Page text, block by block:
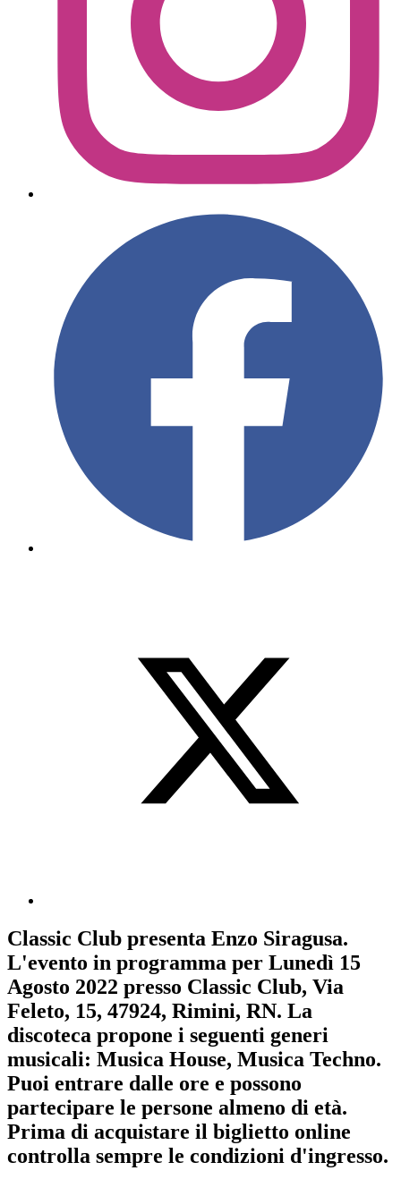
Classic Club presenta Enzo Siragusa.
L'evento in programma per Lunedì 15
Agosto 2022 presso Classic Club, Via
Feleto, 15, 47924, Rimini, RN. La
discoteca propone i seguenti generi
musicali: Musica House, Musica Techno.
Puoi entrare dalle ore e possono
partecipare le persone almeno di età.
Prima di acquistare il biglietto online
controlla sempre le condizioni d'ingresso.